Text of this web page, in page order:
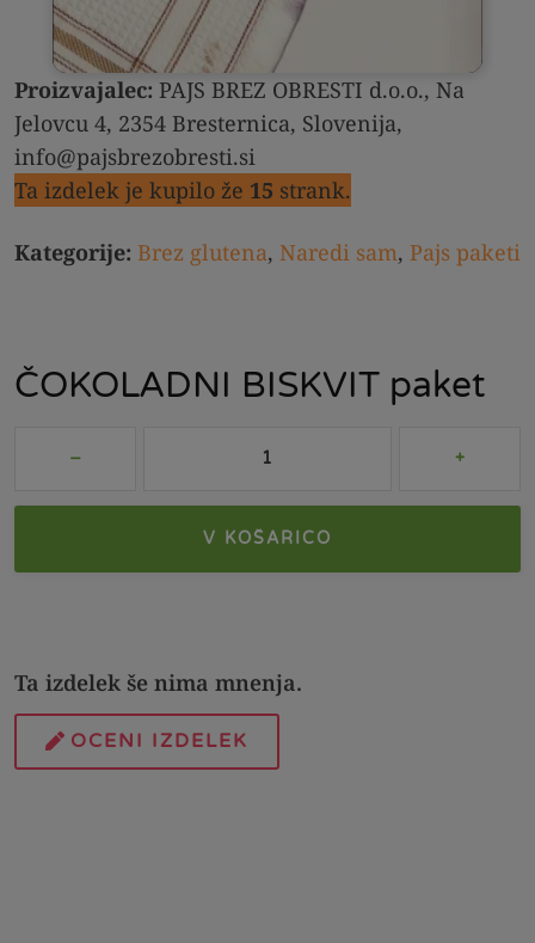
Proizvajalec: PAJS BREZ OBRESTI d.o.o., Na
Jelovcu 4, 2354 Bresternica, Slovenija,
info@pajsbrezobresti.si
Ta izdelek je kupilo že 15 strank.
Kategorije: Brez glutena, Naredi sam, Pajs paketi
ČOKOLADNI BISKVIT paket
V KOŠARICO
Ta izdelek še nima mnenja.
OCENI IZDELEK